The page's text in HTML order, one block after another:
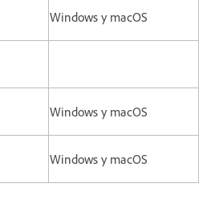
Windows y macOS
Windows y macOS
Windows y macOS